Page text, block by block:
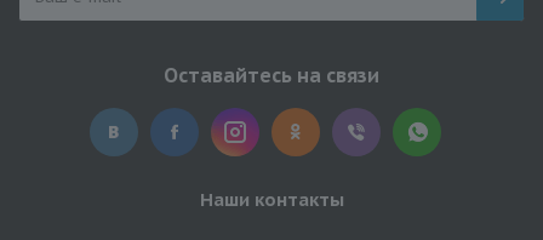
Оставайтесь на связи
Наши контакты